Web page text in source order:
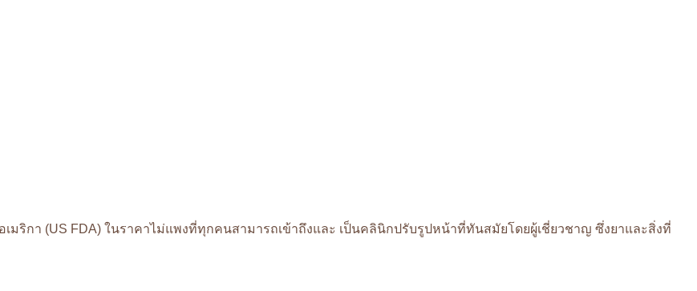
เมริกา (US FDA) ในราคาไม่แพงที่ทุกคนสามารถเข้าถึงและ เป็นคลินิกปรับรูปหน้าที่ทันสมัยโดยผู้เชี่ยวชาญ ซึ่งยาและสิ่งที่